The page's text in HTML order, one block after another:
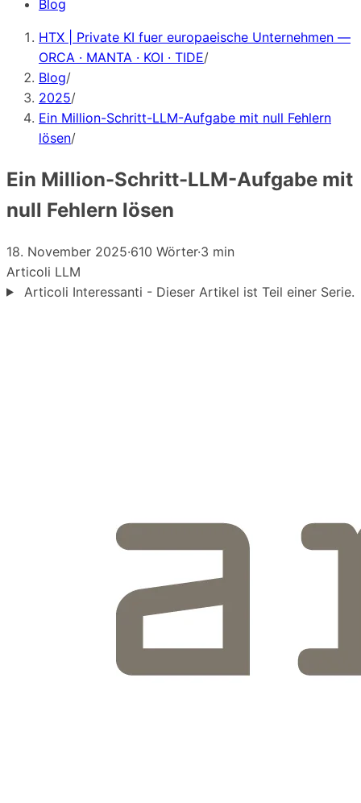
Blog
HTX | Private KI fuer europaeische Unternehmen —
ORCA · MANTA · KOI · TIDE/
Blog/
2025/
Ein Million-Schritt-LLM-Aufgabe mit null Fehlern
lösen/
Ein Million-Schritt-LLM-Aufgabe mit
null Fehlern lösen
18. November 2025·610 Wörter·3 min
Articoli LLM
Articoli Interessanti - Dieser Artikel ist Teil einer Serie.